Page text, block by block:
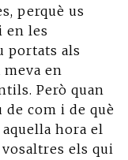
perquè us
en les
portats als
en
Però quan
com i de què
hora el
els qui